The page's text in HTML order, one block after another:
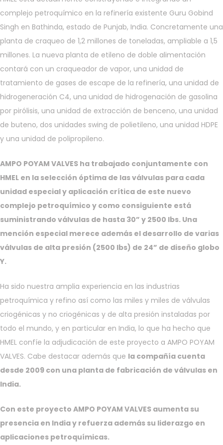
complejo petroquímico en la refinería existente Guru Gobind
Singh en Bathinda, estado de Punjab, India. Concretamente una
planta de craqueo de 1,2 millones de toneladas, ampliable a 1,5
millones. La nueva planta de etileno de doble alimentación
contará con un craqueador de vapor, una unidad de
tratamiento de gases de escape de la refinería, una unidad de
hidrogeneración C4, una unidad de hidrogenación de gasolina
por pirólisis, una unidad de extracción de benceno, una unidad
de buteno, dos unidades swing de polietileno, una unidad HDPE
y una unidad de polipropileno.
AMPO POYAM VALVES ha trabajado conjuntamente con
HMEL en la selección óptima de las válvulas para cada
unidad especial y aplicación crítica de este nuevo
complejo petroquímico y como consiguiente está
suministrando válvulas de hasta 30” y 2500 lbs. Una
mención especial merece además el desarrollo de varias
válvulas de alta presión (2500 lbs) de 24” de diseño globo
Y.
Ha sido nuestra amplia experiencia en las industrias
petroquímica y refino así como las miles y miles de válvulas
criogénicas y no criogénicas y de alta presión instaladas por
todo el mundo, y en particular en India, lo que ha hecho que
HMEL confíe la adjudicación de este proyecto a AMPO POYAM
VALVES. Cabe destacar además que la compañía cuenta
desde 2009 con una planta de fabricación de válvulas en
India.
Con este proyecto AMPO POYAM VALVES aumenta su
presencia en India y refuerza además su liderazgo en
aplicaciones petroquímicas.